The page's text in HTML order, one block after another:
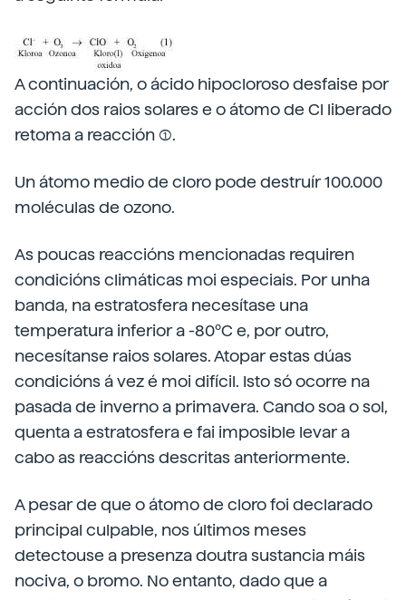
A continuación, o ácido hipocloroso desfaise por
acción dos raios solares e o átomo de Cl liberado
retoma a reacción (1).
Un átomo medio de cloro pode destruír 100.000
moléculas de ozono.
As poucas reaccións mencionadas requiren
condicións climáticas moi especiais. Por unha
banda, na estratosfera necesítase una
temperatura inferior a -80ºC e, por outro,
necesítanse raios solares. Atopar estas dúas
condicións á vez é moi difícil. Isto só ocorre na
pasada de inverno a primavera. Cando soa o sol,
quenta a estratosfera e fai imposible levar a
cabo as reaccións descritas anteriormente.
A pesar de que o átomo de cloro foi declarado
principal culpable, nos últimos meses
detectouse a presenza doutra sustancia máis
nociva, o bromo. No entanto, dado que a